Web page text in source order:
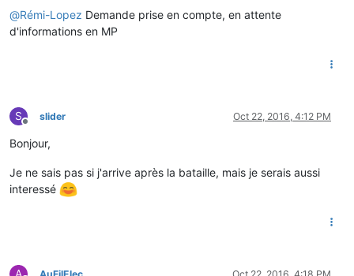
@Rémi-Lopez Demande prise en compte, en attente
d'informations en MP
S
Offline
slider Oct 22, 2016, 4:12 PM
Bonjour,
Je ne sais pas si j'arrive après la bataille, mais je serais aussi
interessé